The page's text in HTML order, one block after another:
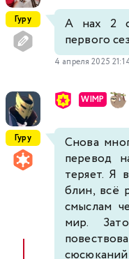
Гуру
А нах 2
первого
4 апреля 2025
Гуру
WIMP
Снова
перевод
теряет. Я
блин, всё
смыслам
мир.
сюсюканий